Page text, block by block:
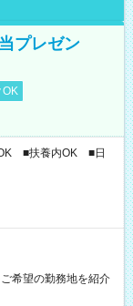
プレゼン
OK
■扶養内OK ■日
希望の勤務地を紹介